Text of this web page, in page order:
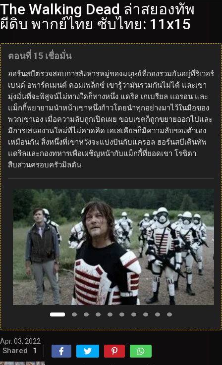
The Walking Dead ล่าสยองทัพ
ผีดิบ พากย์ไทย ซับไทย: 11x15
ตอนที่ 15 เชื่อมั่น
ฮอร์นสบีตรวจสอบการสังหารหมู่ของมนุษย์ที่กองรวมกันอยู่ที่ริเวอร์
เบนด์ อพาร์ตเมนต์ คอมเพล็กซ์ เขารู้ว่ามันรวมกันไม่ได้ และเขา
มุ่งมั่นที่จะพิสูจน์ไม่ทางใดก็ทางหนึ่ง แดริล เกเบรียล แอรอน และ
แม็กกี้พยายามนำหน้าเขาหนึ่งก้าวโดยนำทุกอย่างมาไว้ในมือของ
พวกเขาเอง เมื่อความลับถูกเปิดเผย ขอบเขตก็ถูกขยายออกไปและ
มีการเสนองานใหม่ที่ไม่คาดคิด เอเสเคียลก็มีความลับของตัวเอง
เหมือนกัน สิ่งหนึ่งที่เขาหวังจะแบ่งปันกับแครอล ฮอร์นสบีเดินทัพ
แดริลและกองทหารเพื่อเผชิญหน้ากับแม็กกี้ที่ยอดเขา โรซิตา
สืบสวนครอบครัวมิลตัน
Apr. 03, 2022
Shared 1